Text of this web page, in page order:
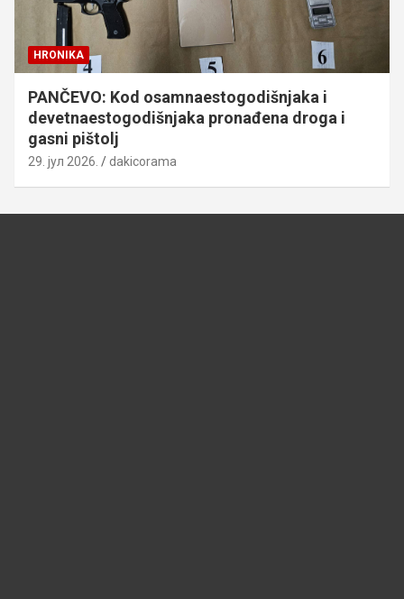
HRONIKA
PANČEVO: Kod osamnaestogodišnjaka i
devetnaestogodišnjaka pronađena droga i
gasni pištolj
29. јул 2026. dakicorama